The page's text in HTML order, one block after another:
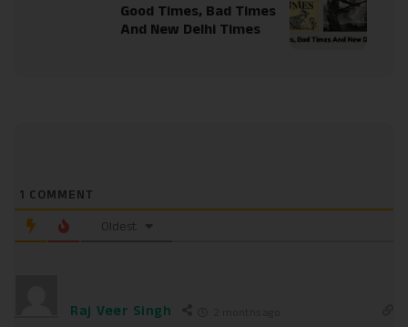
Good Times, Bad Times
And New Delhi Times
1 COMMENT
Oldest
Raj Veer Singh